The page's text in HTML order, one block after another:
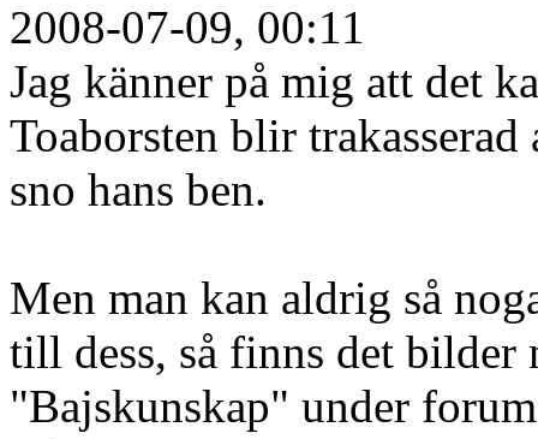
2008-07-09, 00:11
Jag känner på mig att det
Toaborsten blir
sno hans ben.
Men man kan aldrig så
till dess, så finns det bilder
"Bajskunskap" under